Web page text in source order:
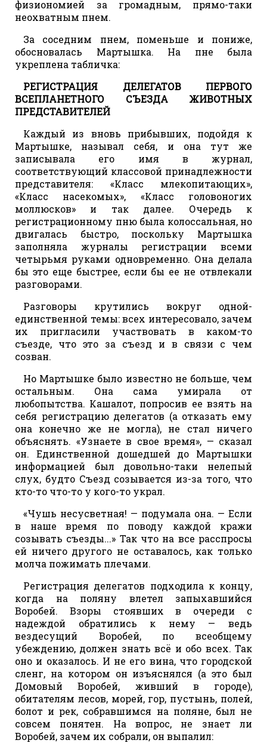
физиономией за громадным, прямо-таки
неохватным пнем.
За соседним пнем, поменьше и пониже,
обосновалась Мартышка. На пне была
укреплена табличка:
РЕГИСТРАЦИЯ ДЕЛЕГАТОВ ПЕРВОГО
ВСЕПЛАНЕТНОГО СЪЕЗДА ЖИВОТНЫХ
ПРЕДСТАВИТЕЛЕЙ
Каждый из вновь прибывших, подойдя к
Мартышке, называл себя, и она тут же
записывала его имя в журнал,
соответствующий классовой принадлежности
представителя: «Класс млекопитающих»,
«Класс насекомых», «Класс головоногих
моллюсков» и так далее. Очередь к
регистрационному пню была колоссальная, но
двигалась быстро, поскольку Мартышка
заполняла журналы регистрации всеми
четырьмя руками одновременно. Она делала
бы это еще быстрее, если бы ее не отвлекали
разговорами.
Разговоры крутились вокруг одной-
единственной темы: всех интересовало, зачем
их пригласили участвовать в каком-то
съезде, что это за съезд и в связи с чем
созван.
Но Мартышке было известно не больше, чем
остальным. Она сама умирала от
любопытства. Кашалот, попросив ее взять на
себя регистрацию делегатов (а отказать ему
она конечно же не могла), не стал ничего
объяснять. «Узнаете в свое время», — сказал
он. Единственной дошедшей до Мартышки
информацией был довольно-таки нелепый
слух, будто Съезд созывается из-за того, что
кто-то что-то у кого-то украл.
«Чушь несусветная! — подумала она. — Если
в наше время по поводу каждой кражи
созывать съезды...» Так что на все расспросы
ей ничего другого не оставалось, как только
молча пожимать плечами.
Регистрация делегатов подходила к концу,
когда на поляну влетел запыхавшийся
Воробей. Взоры стоявших в очереди с
надеждой обратились к нему — ведь
вездесущий Воробей, по всеобщему
убеждению, должен знать всё и обо всех. Так
оно и оказалось. И не его вина, что городской
сленг, на котором он изъяснялся (а это был
Домовый Воробей, живший в городе),
обитателям лесов, морей, гор, пустынь, полей,
болот и рек, собравшимся на поляне, был не
совсем понятен. На вопрос, не знает ли
Воробей, зачем их собрали, он выпалил: